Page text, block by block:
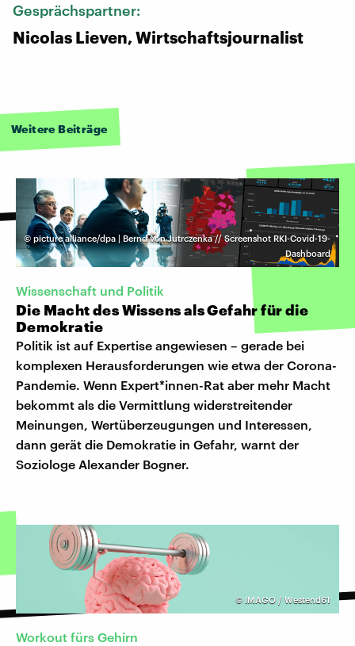
Gesprächspartner:
Nicolas Lieven, Wirtschaftsjournalist
Weitere Beiträge
©picture alliance/dpa | Bernd von Jutrczenka // Screenshot RKI-Covid-19-
Dashboard
Wissenschaft und Politik
Die Macht des Wissens als Gefahr für die
Demokratie
Politik ist auf Expertise angewiesen – gerade bei
komplexen Herausforderungen wie etwa der Corona-
Pandemie. Wenn Expert*innen-Rat aber mehr Macht
bekommt als die Vermittlung widerstreitender
Meinungen, Wertüberzeugungen und Interessen,
dann gerät die Demokratie in Gefahr, warnt der
Soziologe Alexander Bogner.
© IMAGO / Westend61
Workout fürs Gehirn